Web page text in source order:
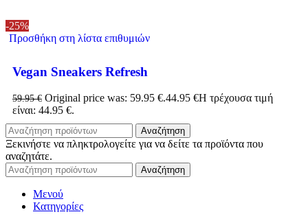
-25%
Προσθήκη στη λίστα επιθυμιών
Vegan Sneakers Refresh
59.95€ Original price was: 59.95 €.44.95 €Η τρέχουσα τιμή
είναι: 44.95 €.
Αναζήτηση
Ξεκινήστε να πληκτρολογείτε για να δείτε τα προϊόντα που
αναζητάτε.
Αναζήτηση
Μενού
Κατηγορίες